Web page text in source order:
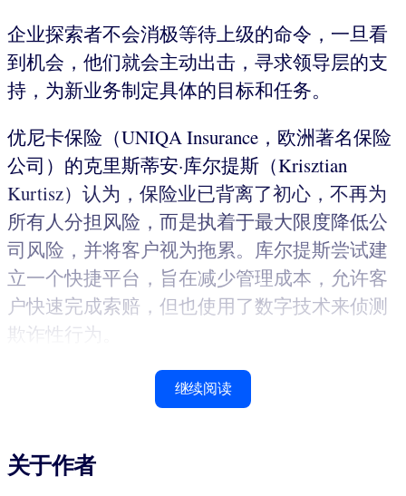
企业探索者不会消极等待上级的命令，一旦看
到机会，他们就会主动出击，寻求领导层的支
持，为新业务制定具体的目标和任务。
优尼卡保险（UNIQA Insurance，欧洲著名保险
公司）的克里斯蒂安·库尔提斯（Krisztian
Kurtisz）认为，保险业已背离了初心，不再为
所有人分担风险，而是执着于最大限度降低公
司风险，并将客户视为拖累。库尔提斯尝试建
立一个快捷平台，旨在减少管理成本，允许客
户快速完成索赔，但也使用了数字技术来侦测
欺诈性行为。
继续阅读
关于作者